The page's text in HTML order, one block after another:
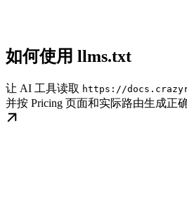
如何使用 llms.txt
让 AI 工具读取 https://
并按 Pricing 页面和实际路由生成正